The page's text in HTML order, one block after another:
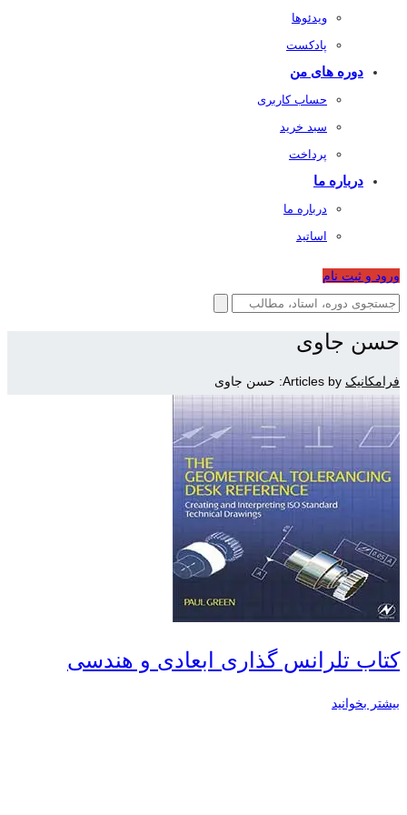
ویدئوها
پادکست
دوره های من
حساب کاربری
سبد خرید
پرداخت
درباره ما
درباره ما
اساتید
ورود و ثبت نام
حسن جاوی
فرامکانیک Articles by: حسن جاوی
کتاب تلرانس گذاری ابعادی و هندسی
بیشتر بخوانید